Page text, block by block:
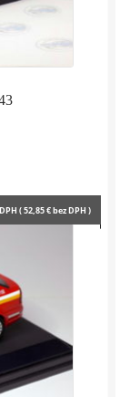
(52,85€bez DPH )